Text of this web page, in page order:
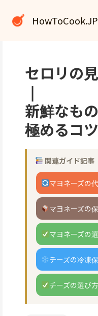
HowToCook.JP
セロリの
｜
新鮮なも
極めるコツ
関連ガイド記事
マヨネーズの
マヨネーズの
マヨネーズの
チーズの冷凍
チーズの選び方